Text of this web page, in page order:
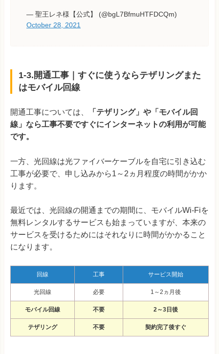
— 聖王レネ様【公式】 (@bgL7BfmuHTFDCQm)
October 28, 2021
1-3.開通工事｜すぐに使うならテザリングまた
はモバイル回線
開通工事については、
「テザリング」や「モバイル回
線」なら工事不要ですぐにインターネットの利用が可能
です。
一方、光回線は光ファイバーケーブルを自宅に引き込む
工事が必要で、申し込みから1～2ヵ月程度の時間がかか
ります。
最近では、光回線の開通までの期間に、モバイルWi-Fiを
無料レンタルするサービスも始まっていますが、本来の
サービスを受けるためにはそれなりに時間がかかること
になります。
回線 工事 サービス開始
光回線 必要 1～2ヵ月後
モバイル回線 不要 2～3日後
テザリング 不要 契約完了後すぐ